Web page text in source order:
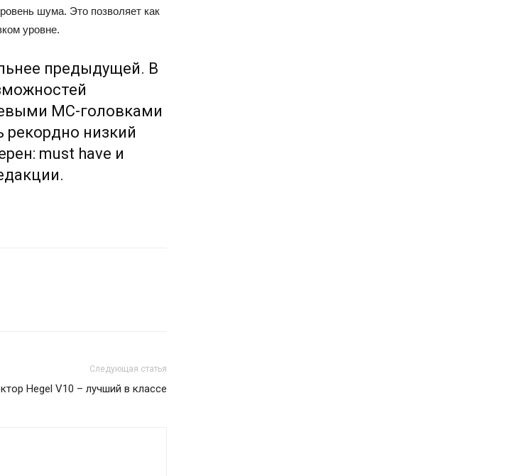
шума. Это позволяет как
уровне.
предыдущей. В
МС-головками
рекордно низкий
must have и
Следующая статья
Hegel V10 – лучший в классе